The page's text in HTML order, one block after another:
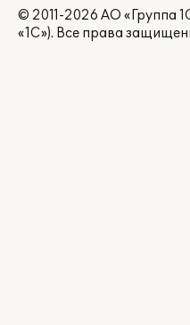
© 2011-2026 АО «Группа
«1С»). Все права